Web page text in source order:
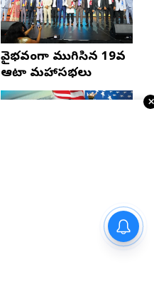
వైభవంగా ముగిసిన 19వ
ఆటా మహాసభలు